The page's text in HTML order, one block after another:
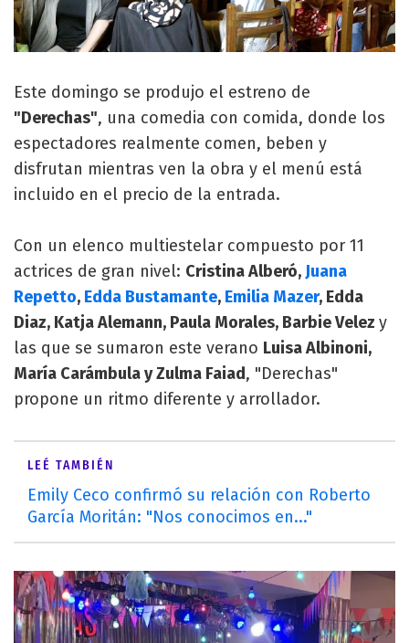
Este domingo se produjo el estreno de
"Derechas", una comedia con comida, donde los
espectadores realmente comen, beben y
disfrutan mientras ven la obra y el menú está
incluido en el precio de la entrada.
Con un elenco multiestelar compuesto por 11
actrices de gran nivel: Cristina Alberó,Juana
Repetto, Edda Bustamante, Emilia Mazer, Edda
Diaz, Katja Alemann, Paula Morales, Barbie Velez y
las que se sumaron este verano Luisa Albinoni,
María Carámbula y Zulma Faiad, "Derechas"
propone un ritmo diferente y arrollador.
LEÉ TAMBIÉN
Emily Ceco confirmó su relación con Roberto
García Moritán: "Nos conocimos en..."